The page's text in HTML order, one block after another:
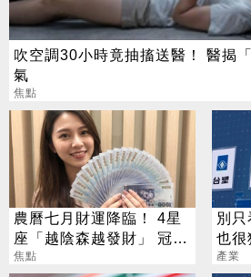
吹空調30小時竟抽搐送醫！ 醫揭
氣
焦點
農曆七月財運降臨！ 4星
座「越陰森越發財」 冠軍
賺到翻
焦點
別
也很
衝7倍
產業